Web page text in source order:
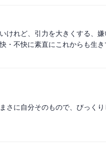
けれど、引力を大きくする、嫌
・不快に素直にこれからも生き
に自分そのもので、びっくり